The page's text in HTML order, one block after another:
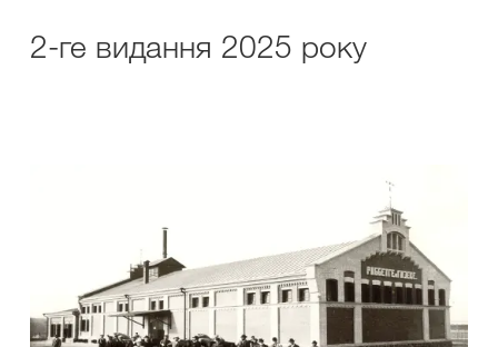
2-ге видання 2025 року